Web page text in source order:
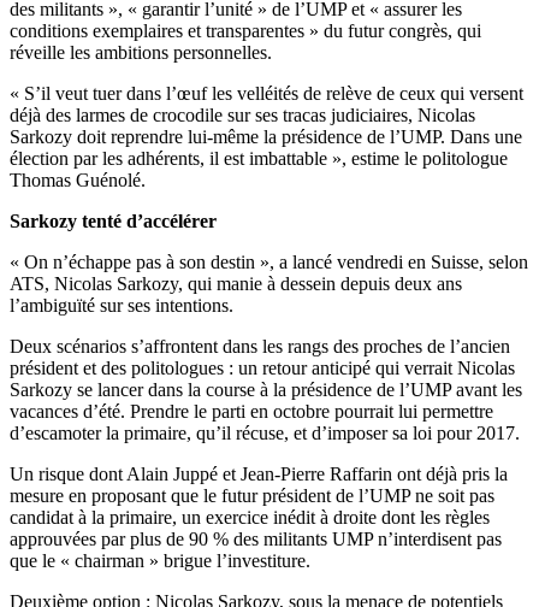
des militants », « garantir l’unité » de l’UMP et « assurer les
conditions exemplaires et transparentes » du futur congrès, qui
réveille les ambitions personnelles.
« S’il veut tuer dans l’œuf les velléités de relève de ceux qui versent
déjà des larmes de crocodile sur ses tracas judiciaires, Nicolas
Sarkozy doit reprendre lui-même la présidence de l’UMP. Dans une
élection par les adhérents, il est imbattable », estime le politologue
Thomas Guénolé.
Sarkozy tenté d’accélérer
« On n’échappe pas à son destin », a lancé vendredi en Suisse, selon
ATS, Nicolas Sarkozy, qui manie à dessein depuis deux ans
l’ambiguïté sur ses intentions.
Deux scénarios s’affrontent dans les rangs des proches de l’ancien
président et des politologues : un retour anticipé qui verrait Nicolas
Sarkozy se lancer dans la course à la présidence de l’UMP avant les
vacances d’été. Prendre le parti en octobre pourrait lui permettre
d’escamoter la primaire, qu’il récuse, et d’imposer sa loi pour 2017.
Un risque dont Alain Juppé et Jean-Pierre Raffarin ont déjà pris la
mesure en proposant que le futur président de l’UMP ne soit pas
candidat à la primaire, un exercice inédit à droite dont les règles
approuvées par plus de 90 % des militants UMP n’interdisent pas
que le « chairman » brigue l’investiture.
Deuxième option : Nicolas Sarkozy, sous la menace de potentiels